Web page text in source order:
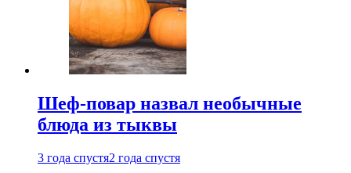
Шеф-повар назвал необычные
блюда из тыквы
3 года спустя2 года спустя